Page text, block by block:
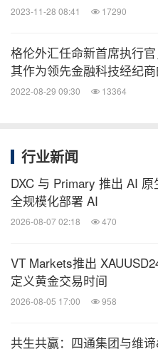
2023-11-28 08:41 17290
格伦外汇任命新首席执行
其作为领先金融科技经纪
2022-08-29 09:30 13364
行业新闻
DXC 与 Primary 推出 AI
全规模化部署 AI
2026-08-07 02:18 470
VT Markets推出
定义黄金交易时间
2026-08-05 17:00 958
共生共赢：四通集团与维